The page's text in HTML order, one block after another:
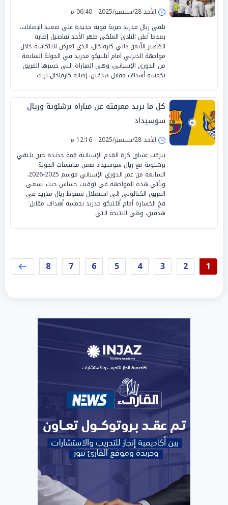
الأحد 28/سبتمبر/2025 - 06:40 م
تلقى ريال مدريد ضربة قوية جديدة على صعيد الإصابات،
بعدما أعلن النادي الملكي ظهر الأحد تفاصيل إصابة
الظهير الأيمن داني كارفاخال، الذي تعرض لانتكاسة خلال
مواجهة الديربي أمام أتلتيكو مدريد في الجولة السابعة
من الدوري الإسباني، وهي المباراة التي خسرها الفريق
بخمسة أهداف مقابل هدفين. إصابة كارفاخال تربك
كل ما تريد معرفته عن مباراة برشلونة وريال
سوسيداد
الأحد 28/سبتمبر/2025 - 12:16 م
يترقب عشاق كرة القدم الإسبانية قمة جديدة حين يلتقي
برشلونة مع ريال سوسيداد ضمن منافسات الجولة
السابعة من عمر الدوري الإسباني موسم 2025-2026.
وتأتي هذه المواجهة في توقيت حساس حيث يسعى
الفريق الكتالوني إلى استغلال سقوط ريال مدريد في
فخ الخسارة أمام أتلتيكو مدريد بخمسة أهداف مقابل
هدفين، وهي النتيجة التي
1
2
3
4
5
6
7
8